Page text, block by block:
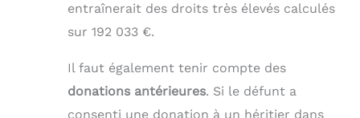
entraînerait des droits très élevés calculés
sur 192 033 €.
Il faut également tenir compte des
donations antérieures. Si le défunt a
consenti une donation à un héritier dans